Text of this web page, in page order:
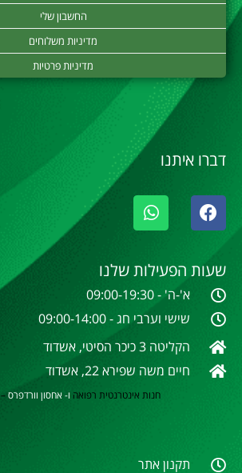
החשבון שלי
מדיניות משלוחים
מדיניות פרטיות
דברו איתנו
שעות הפעילות שלנו
א'-ה' - 09:00-19:30
שישי וערבי חג - 09:00-14:00
הקליטה 3 כיכר הסיטי, אשדוד
חיים משה שפירא 22, אשדוד
חנות אינטרנטית רפואה ו- אחסון וורדפרס–
תקנון אתר